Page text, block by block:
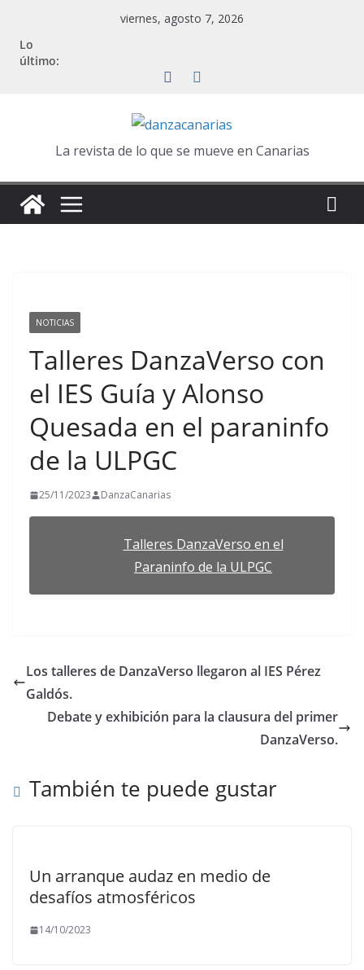
contenido
viernes, agosto 7, 2026
Lo
último:
La revista de lo que se mueve en Canarias
NOTICIAS
Talleres DanzaVerso con
el IES Guía y Alonso
Quesada en el paraninfo
de la ULPGC
25/11/2023 DanzaCanarias
Talleres DanzaVerso en el
Paraninfo de la ULPGC
Los talleres de DanzaVerso llegaron al IES Pérez
Galdós.
Debate y exhibición para la clausura del primer
DanzaVerso.
También te puede gustar
Un arranque audaz en medio de
desafíos atmosféricos
14/10/2023